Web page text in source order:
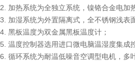
2. 加热系统为全独立系统，镍铬合金电加
3. 加湿系统为外置隔离式，全不锈钢浅表
4. 黑板温度为双金属黑板温度计；
5. 温度控制器选用进口微电脑温湿度集成
6. 循环系统为耐温低噪音空调型电机，多